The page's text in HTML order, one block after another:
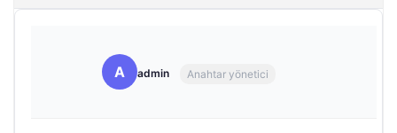
A admin Anahtar yönetici